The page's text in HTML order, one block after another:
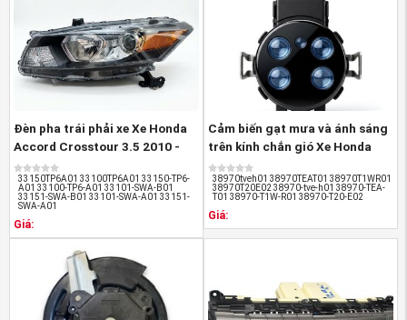
nhựa thừa, không trầy xước.
(Đèn pha xe Honda ACCORD 2014-2016 nguồn
PhutungotoHonda.com
Quyền lợi của khách hàng khi mua
Đèn pha xe Honda
Đèn pha trái phải xe Xe Honda
Accord Crosstour 3.5 2010 -
2012 ...
33150TP6A01 33100TP6A01 33150-TP6-
A01 33100-TP6-A01 33101-SWA-B01
33151-SWA-B01 33101-SWA-A01 33151-
SWA-A01
Giá:
Cảm biến gạt mưa và ánh sáng
trên kính chắn gió Xe Honda
Crv ...
38970tveh01 38970TEAT01 38970T1WR01
38970T20E02 38970-tve-h01 38970-TEA-
T01 38970-T1W-R01 38970-T20-E02
Giá: